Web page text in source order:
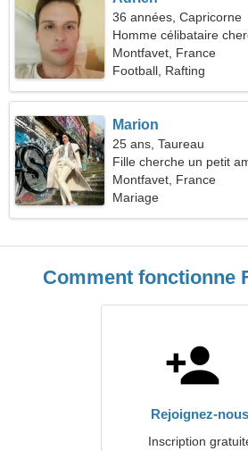
36 années, Capricorne
Homme célibataire
Montfavet, France
Football, Rafting
Marion
25 ans, Taureau
Fille cherche un petit
Montfavet, France
Mariage
Comment fonctionne
Rejoignez-nous
Inscription